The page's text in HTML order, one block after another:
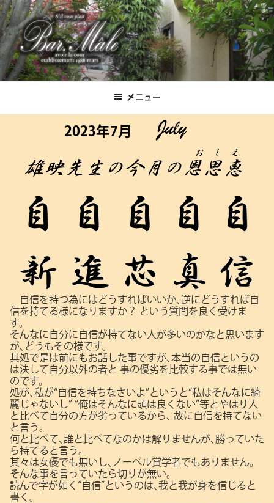
コ
ン
テ
ン
ツ
へBar.Male メニュー
2023年7月
自信を持つ為にはどうすればいいか､逆にどうすれば自
信を持てる様になりますか？
という質問を良く受けま
す。
そんなに自分に自信が持てない人が多いのかなと思います
が､どうもその様です。
其処で是は前にもお話した事ですが､本当の自信というの
は決して自分以外の者と 事の優劣を比較する事では無い
のです。
処が､私が“自信を持ちなさいよ”というと“私はそんなに綺
麗じゃないし” “俺はそんなに頭は良くない”等とやはり人
と比べて自分の方が劣っているから､ 故に自信を持てない
と言う。
何と比べて､誰と比べてなのかは解りませんが､勝っていた
ら持てると言う。
其々は女優でも無いし､ノーベル賞学者でもありません。
そんな事を言っていたら切りが無い。
読んで字が如く“自信”というのは､我と我が身を信じると
書く。